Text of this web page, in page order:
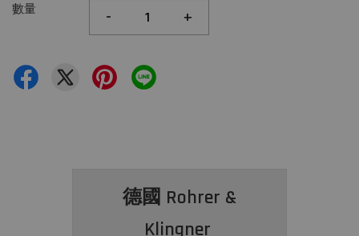
數量 - +
德國 Rohrer &
Klingner